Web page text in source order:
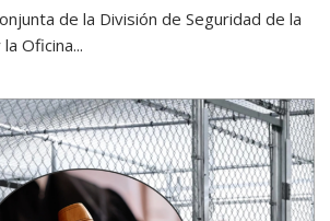
de la División de Seguridad de la
Oficina...